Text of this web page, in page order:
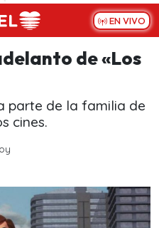
EN VIVO
de «Los
parte de la familia de
cines.